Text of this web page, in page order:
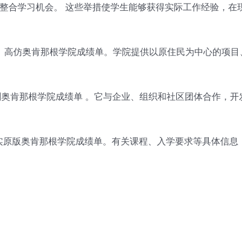
学习机会。 这些举措使学生能够获得实际工作经验，
仿奥肯那根学院成绩单。学院提供以原住民为中心的项
肯那根学院成绩单 。它与企业、组织和社区团体合作，
版奥肯那根学院成绩单。有关课程、入学要求等具体信息